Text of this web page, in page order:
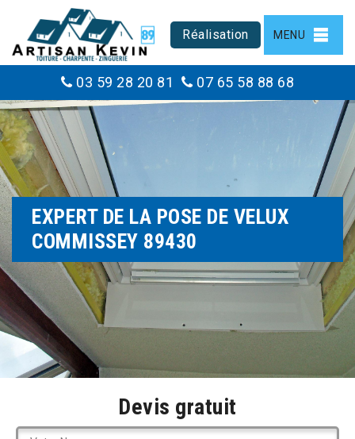
Réalisation MENU
03 59 28 20 81 07 65 58 88 68
EXPERT DE LA POSE DE VELUX
COMMISSEY 89430
Devis gratuit